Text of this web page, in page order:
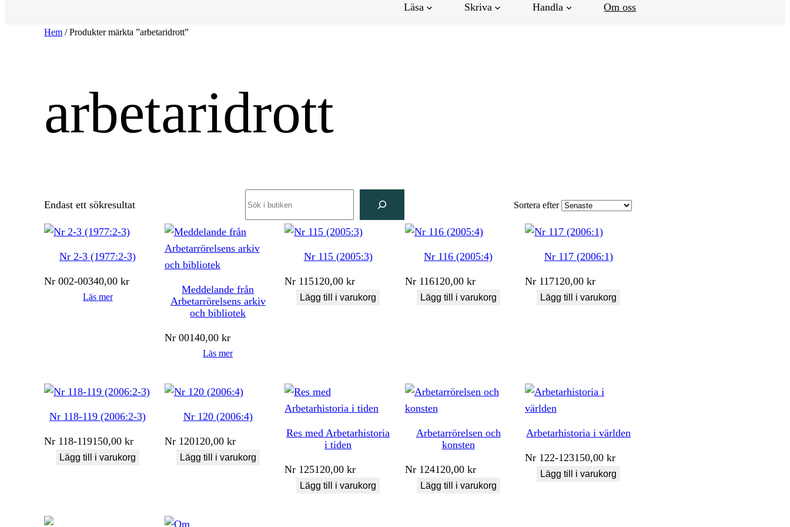
Läsa Skriva Handla Om oss
Hem / Produkter märkta ”arbetaridrott”
arbetaridrott
Endast ett sökresultat Sortera efter
Nr 2-3 (1977:2-3)
Nr 002-00340,00kr
Läs mer
Meddelande från
Arbetarrörelsens arkiv
och bibliotek
Nr 00140,00 kr
Läs mer
Nr 115 (2005:3)
Nr 115120,00kr
Lägg till i varukorg
Nr 116 (2005:4)
Nr 116120,00 kr
Lägg till i varukorg
Nr 117 (2006:1)
Nr 117120,00kr
Lägg till i varukorg
Nr 118-119 (2006:2-3)
Nr 118-119150,00kr
Lägg till i varukorg
Nr 120 (2006:4)
Nr 120120,00 kr
Lägg till i varukorg
Res med Arbetarhistoria
i tiden
Nr 125120,00kr
Lägg till i varukorg
Arbetarrörelsen och
konsten
Nr 124120,00 kr
Lägg till i varukorg
Arbetarhistoria i världen
Nr 122-123150,00kr
Lägg till i varukorg